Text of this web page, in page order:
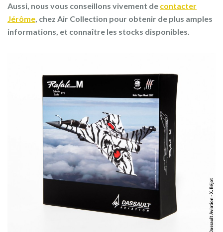
Aussi, nous vous conseillons vivement de contacter
Jérôme , chez Air Collection pour obtenir de plus amples
informations, et connaître les stocks disponibles.